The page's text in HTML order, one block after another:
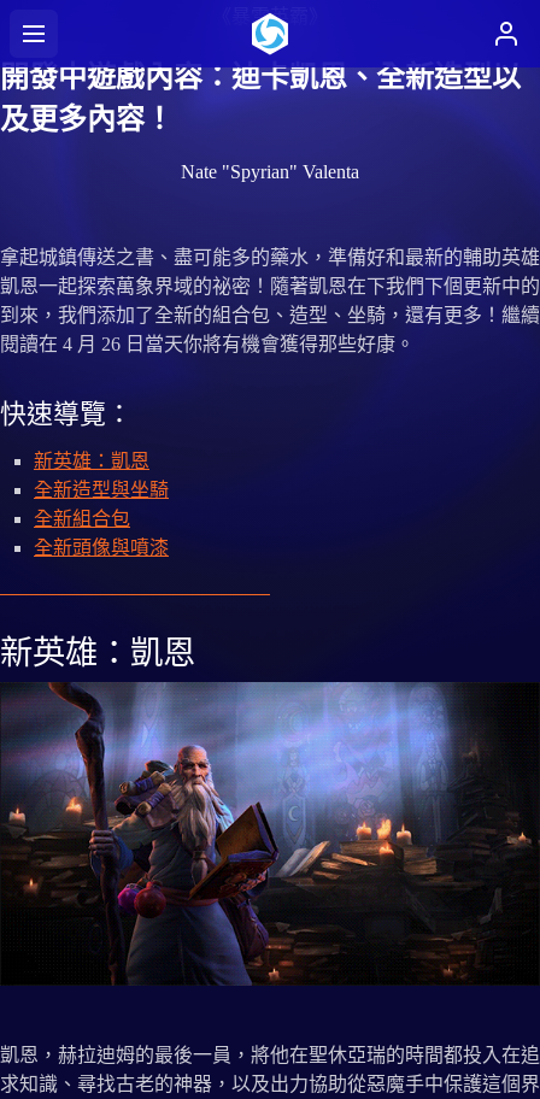
《暴雪英霸》
開發中遊戲內容：迪卡凱恩、全新造型以
及更多內容！
Nate "Spyrian" Valenta
拿起城鎮傳送之書、盡可能多的藥水，準備好和最新的輔助英雄
凱恩一起探索萬象界域的祕密！隨著凱恩在下我們下個更新中的
到來，我們添加了全新的組合包、造型、坐騎，還有更多！繼續
閱讀在 4 月 26 日當天你將有機會獲得那些好康。
快速導覽：
新英雄：凱恩
全新造型與坐騎
全新組合包
全新頭像與噴漆
新英雄：凱恩
凱恩，赫拉迪姆的最後一員，將他在聖休亞瑞的時間都投入在追
求知識、尋找古老的神器，以及出力協助從惡魔手中保護這個界